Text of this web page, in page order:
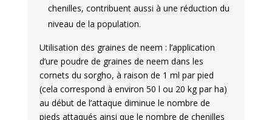
chenilles, contribuent aussi à une réduction du
niveau de la population.
Utilisation des graines de neem : l’application
d’ure poudre de graines de neem dans les
cornets du sorgho, à raison de 1 ml par pied
(cela correspond à environ 50 l ou 20 kg par ha)
au début de l’attaque diminue le nombre de
pieds attaqués ainsi que le nombre de chenilles